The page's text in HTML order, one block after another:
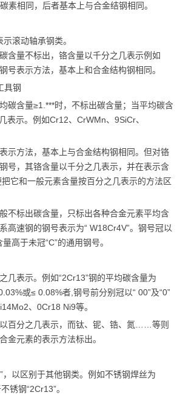
素相同，后者基本上与合金结钢相同。
滚动轴承钢类。
含量不标出，铬含量以千分之几表示例如
号表示方法，基本上和合金结构钢相同。
具钢
碳含量≥1.***时，不标出碳含量；当平均碳含
表示。例如Cr12、CrWMn、9SiCr、
示方法，基本上与合金结构钢相同。但对铬
号，其铬含量以千分之几表示，并在表示含
把它和一般元素含量按百分之几表示的方法区
不标出碳含量，只标出各种合金元素平均含
高速钢的钢号表示为“ W18Cr4V”。钢号冠以
高于未冠“C”的通用钢号。
几表示。例如“2Cr13”钢的平均碳含量为
或≤ 0.08%者,钢号前分别冠以“ 00”及“0”
、0Cr18 Ni9等。
百分之几表示，而钛、铌、锆、氮……等则
金元素的表示方法标出。
，以区别于其他钢类。例如不锈钢焊丝为
锈钢“2Cr13”。